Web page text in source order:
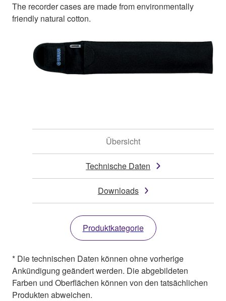
The recorder cases are made from environmentally
friendly natural cotton.
Übersicht
Technische Daten
Downloads
Produktkategorie
* Die technischen Daten können ohne vorherige
Ankündigung geändert werden. Die abgebildeten
Farben und Oberflächen können von den tatsächlichen
Produkten abweichen.